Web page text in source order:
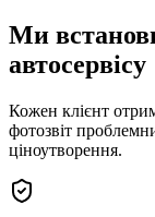
Ми
автосервісу
Кожен клієнт
фотозвіт
ціноутворення.